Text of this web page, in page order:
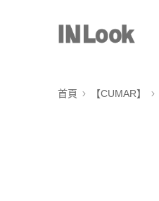
首頁 【CUMAR】